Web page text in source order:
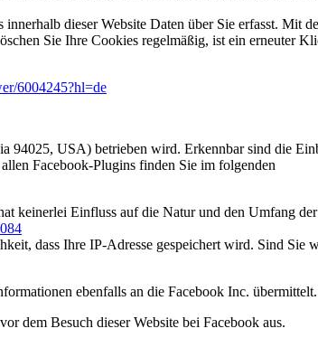
innerhalb dieser Website Daten über Sie erfasst. Mit
Sie Ihre Cookies regelmäßig, ist ein erneuter
6004245?hl=de
94025, USA) betrieben wird. Erkennbar sind die
Facebook-Plugins finden Sie im folgenden
keinerlei Einfluss auf die Natur und den Umfang
dass Ihre IP-Adresse gespeichert wird. Sind Sie
ebenfalls an die Facebook Inc. übermittelt.
dem Besuch dieser Website bei Facebook aus.